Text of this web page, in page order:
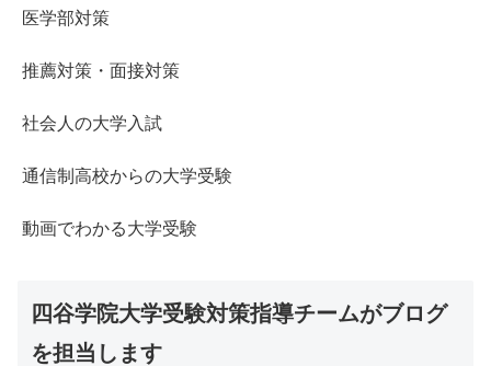
医学部対策
推薦対策・面接対策
社会人の大学入試
通信制高校からの大学受験
動画でわかる大学受験
四谷学院大学受験対策指導チームがブログ
を担当します